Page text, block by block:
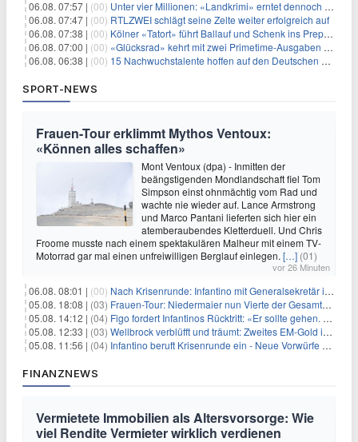
06.08. 07:57 | (00) Unter vier Millionen: «Landkrimi» erntet dennoch Primetime-Führung
06.08. 07:47 | (00) RTLZWEI schlägt seine Zelte weiter erfolgreich auf
06.08. 07:38 | (00) Kölner «Tatort» führt Ballauf und Schenk ins Prepper-Milieu
06.08. 07:00 | (00) «Glücksrad» kehrt mit zwei Primetime-Ausgaben zurück
06.08. 06:38 | (00) 15 Nachwuchstalente hoffen auf den Deutschen Radiopreis
SPORT-NEWS
Frauen-Tour erklimmt Mythos Ventoux:
«Können alles schaffen»
Mont Ventoux (dpa) - Inmitten der
beängstigenden Mondlandschaft fiel Tom
Simpson einst ohnmächtig vom Rad und
wachte nie wieder auf. Lance Armstrong
und Marco Pantani lieferten sich hier ein
atemberaubendes Kletterduell. Und Chris
Froome musste nach einem spektakulären Malheur mit einem TV-
Motorrad gar mal einen unfreiwilligen Berglauf einlegen. […] (01)
vor 26 Minuten
06.08. 08:01 | (00) Nach Krisenrunde: Infantino mit Generalsekretär im Stadion
05.08. 18:08 | (03) Frauen-Tour: Niedermaier nun Vierte der Gesamtwertung
05.08. 14:12 | (04) Figo fordert Infantinos Rücktritt: «Er sollte gehen. Jetzt»
05.08. 12:33 | (03) Wellbrock verblüfft und träumt: Zweites EM-Gold in Paris
05.08. 11:56 | (04) Infantino beruft Krisenrunde ein - Neue Vorwürfe gegen FIFA
FINANZNEWS
Vermietete Immobilien als Altersvorsorge: Wie
viel Rendite Vermieter wirklich verdienen